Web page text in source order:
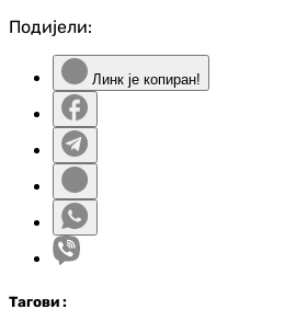
Подијели:
Линк је копиран!
Тагови :